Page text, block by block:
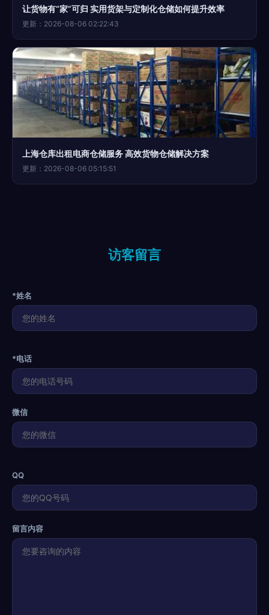
让货物有“家”可归 实用货架与定制化仓储如何提升效率
更新：2026-08-06 02:22:43
上海仓库出租电商仓储服务 高效货物仓储解决方案
更新：2026-08-06 05:15:51
访客留言
*姓名
*电话
微信
QQ
留言内容